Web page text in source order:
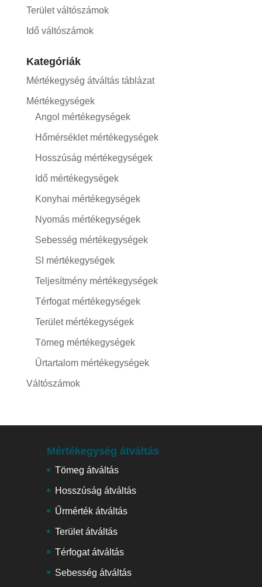
Terület váltószámok
Idő váltószámok
Kategóriák
Mértékegység átváltás táblázat
Mértékegységek
Angol mértékegységek
Hőmérséklet mértékegységek
Hosszúság mértékegységek
Idő mértékegységek
Konyhai mértékegységek
Nyomás mértékegységek
Sebesség mértékegységek
SI mértékegységek
Teljesítmény mértékegységek
Térfogat mértékegységek
Terület mértékegységek
Tömeg mértékegységek
Űrtartalom mértékegységek
Váltószámok
Mértékegység átváltás
Tömeg átváltás
Hosszúság átváltás
Űrmérték átváltás
Terület átváltás
Térfogat átváltás
Sebesség átváltás